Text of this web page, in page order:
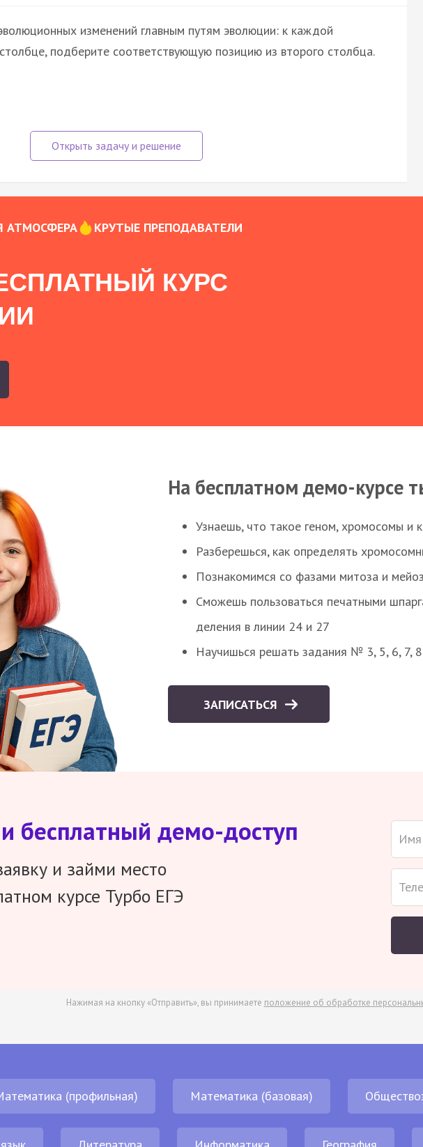
изменений главным путям эволюции: к каждой
подберите соответствующую позицию из второго столбца.
АТМОСФЕРА КРУТЫЕ ПРЕПОДАВАТЕЛИ
КУРС
На бесплатном демо-курсе
Узнаешь, что такое геном, хромосомы и
Разберешься, как определять
Познакомимся со фазами митоза и
Сможешь пользоваться печатными
деления в линии 24 и 27
Научишься решать задания № 3, 5, 6, 7,
ЗАПИСАТЬСЯ
бесплатный демо-доступ
и займи место
курсе Турбо ЕГЭ
Нажимая на кнопку «Отправить», вы принимаете положение об обработке
(профильная) Математика (базовая)